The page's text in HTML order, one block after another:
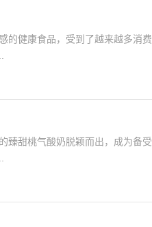
的健康食品，受到了越来越多消费
臻甜桃气酸奶脱颖而出，成为备受